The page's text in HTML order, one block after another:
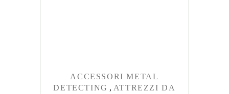
ACCESSORI METAL
DETECTING , ATTREZZI DA